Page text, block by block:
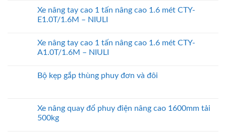
Xe nâng tay cao 1 tấn nâng cao 1.6 mét CTY-
E1.0T/1.6M – NIULI
Xe nâng tay cao 1 tấn nâng cao 1.6 mét CTY-
A1.0T/1.6M – NIULI
Bộ kẹp gắp thùng phuy đơn và đôi
Xe nâng quay đổ phuy điện nâng cao 1600mm tải
500kg